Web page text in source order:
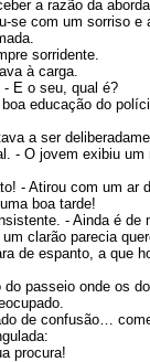
a razão da
com um sorriso e
sorridente.
à carga.
E o seu, qual é?
educação do
a ser
- O jovem exibiu um
- Atirou com um ar
boa tarde!
- Ainda é de
clarão parecia
de espanto, a que
passeio onde os
de confusão…
procura!